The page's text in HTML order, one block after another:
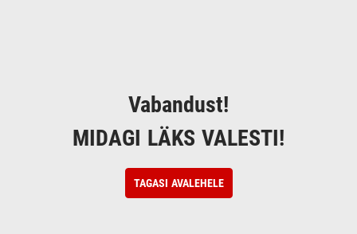
Vabandust!
MIDAGI LÄKS VALESTI!
TAGASI AVALEHELE